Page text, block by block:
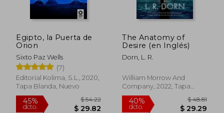
40%
dcto.
$ 51.54
$ 30.92
45%
dcto.
$
$
Egipto, la Puerta de
Orion
Sixto Paz Wells
(7)
Editorial Kolima, S.L., 2020,
Tapa Blanda, Nuevo
The Anatomy of
Desire (en Inglés)
Dorn, L. R.
William Morrow And
Company, 2022, Tapa
Blanda, Nuevo